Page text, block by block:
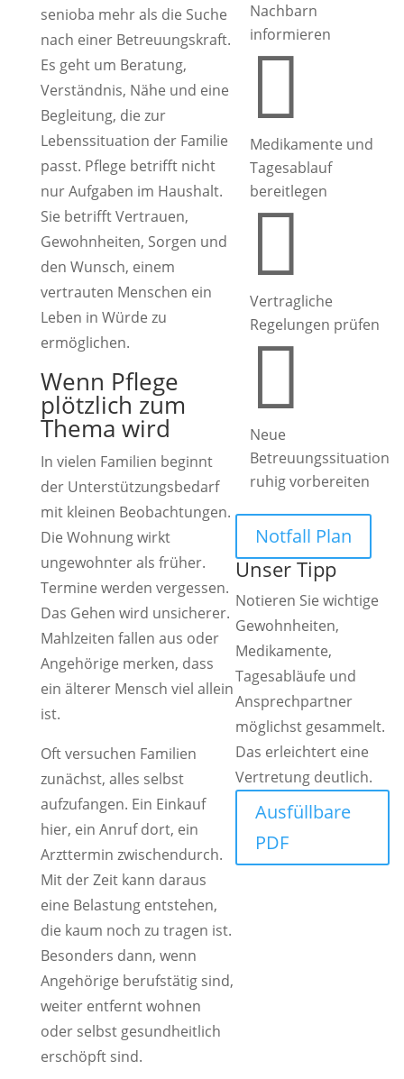
senioba mehr als die Suche
nach einer Betreuungskraft.
Es geht um Beratung,
Verständnis, Nähe und eine
Begleitung, die zur
Lebenssituation der Familie
passt. Pflege betrifft nicht
nur Aufgaben im Haushalt.
Sie betrifft Vertrauen,
Gewohnheiten, Sorgen und
den Wunsch, einem
vertrauten Menschen ein
Leben in Würde zu
ermöglichen.
Wenn Pflege
plötzlich zum
Thema wird
In vielen Familien beginnt
der Unterstützungsbedarf
mit kleinen Beobachtungen.
Die Wohnung wirkt
ungewohnter als früher.
Termine werden vergessen.
Das Gehen wird unsicherer.
Mahlzeiten fallen aus oder
Angehörige merken, dass
ein älterer Mensch viel allein
ist.
Oft versuchen Familien
zunächst, alles selbst
aufzufangen. Ein Einkauf
hier, ein Anruf dort, ein
Arzttermin zwischendurch.
Mit der Zeit kann daraus
eine Belastung entstehen,
die kaum noch zu tragen ist.
Besonders dann, wenn
Angehörige berufstätig sind,
weiter entfernt wohnen
oder selbst gesundheitlich
erschöpft sind.
Nachbarn
informieren

Medikamente und
Tagesablauf
bereitlegen

Vertragliche
Regelungen prüfen

Neue
Betreuungssituation
ruhig vorbereiten
Notfall Plan
Unser Tipp
Notieren Sie wichtige
Gewohnheiten,
Medikamente,
Tagesabläufe und
Ansprechpartner
möglichst gesammelt.
Das erleichtert eine
Vertretung deutlich.
Ausfüllbare
PDF